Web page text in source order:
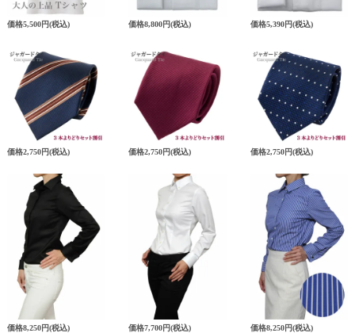
価格5,500円(税込) 価格8,800円(税込) 価格5,390円(税込)
価格2,750円(税込) 価格2,750円(税込) 価格2,750円(税込)
価格8,250円(税込) 価格7,700円(税込) 価格8,250円(税込)